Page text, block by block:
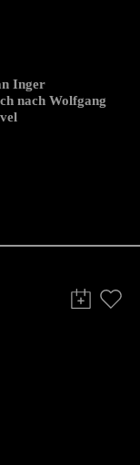
Inger
nach Wolfgang